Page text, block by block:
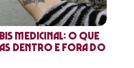
medicinal: o que
dentro e fora do